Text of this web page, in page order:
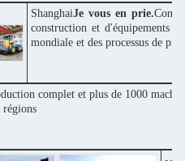
ShanghaiJe vous en prie.
construction et d'équipements
mondiale et des processus de
complet et plus de 1000
régions